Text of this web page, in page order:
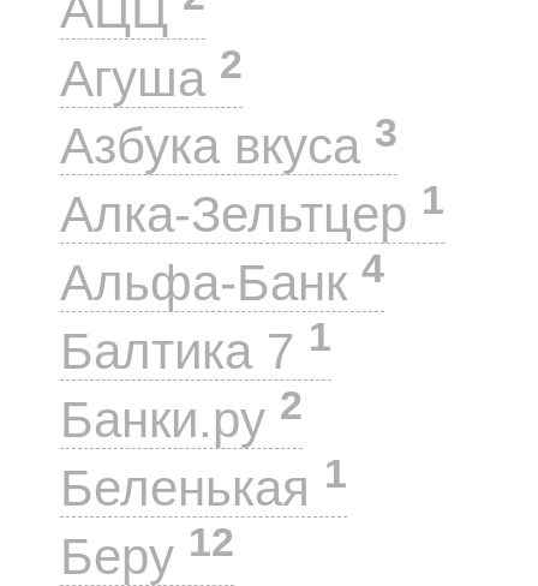
Агуша 2
Азбука вкуса 3
Алка-Зельтцер 1
Альфа-Банк 4
Балтика 7 1
Банки.ру 2
Беленькая 1
Беру 12